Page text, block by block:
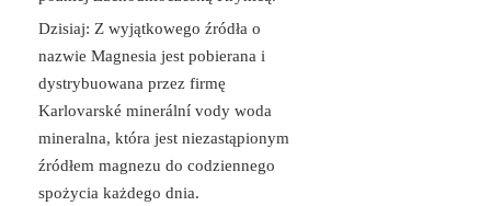
Dzisiaj: Z wyjątkowego źródła o
nazwie Magnesia jest pobierana i
dystrybuowana przez firmę
Karlovarské minerální vody woda
mineralna, która jest niezastąpionym
źródłem magnezu do codziennego
spożycia każdego dnia.